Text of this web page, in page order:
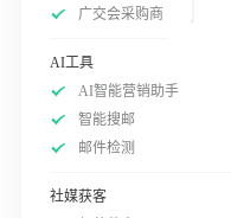
广交会采购商
AI工具
AI智能营销助手
智能搜邮
邮件检测
社媒获客